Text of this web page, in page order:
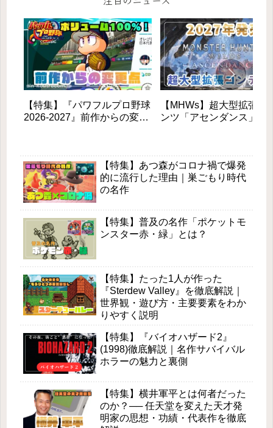
【特集】『パワフルプロ野球
2026-2027』前作からの変更
【MHWs】超大型拡張コ
ンツ「アセンダンス」が
【特集】あつ森がコロナ禍で爆発
的に流行した理由｜巣ごもり時代
の名作
【特集】普及の名作「ポケットモ
ンスター赤・緑」とは？
【特集】たった1人が作った
『Sterdew Valley』を徹底解説｜
世界観・遊び方・主要要素をわか
りやすく説明
【特集】『バイオハザード2』
(1998)徹底解説｜名作サバイバル
ホラーの魅力と裏側
【特集】横井軍平とは何者だった
のか？── 任天堂を変えた天才発
明家の思想・功績・代表作を徹底